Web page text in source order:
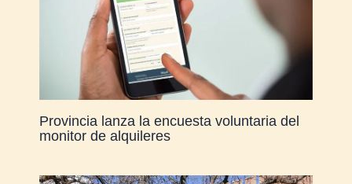
Provincia lanza la encuesta voluntaria del
monitor de alquileres